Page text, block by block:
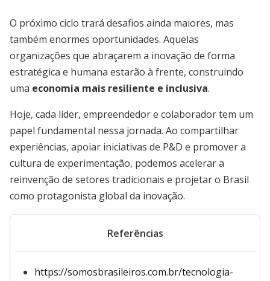
O próximo ciclo trará desafios ainda maiores, mas
também enormes oportunidades. Aquelas
organizações que abraçarem a inovação de forma
estratégica e humana estarão à frente, construindo
uma economia mais resiliente e inclusiva.
Hoje, cada líder, empreendedor e colaborador tem um
papel fundamental nessa jornada. Ao compartilhar
experiências, apoiar iniciativas de P&D e promover a
cultura de experimentação, podemos acelerar a
reinvenção de setores tradicionais e projetar o Brasil
como protagonista global da inovação.
Referências
https://somosbrasileiros.com.br/tecnologia-